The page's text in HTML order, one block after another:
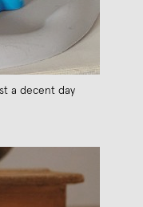
a decent day